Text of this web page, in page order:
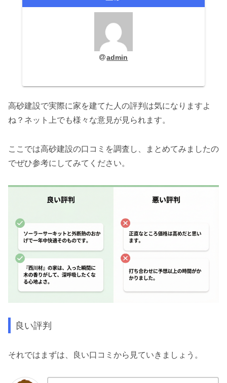
admin
高砂建設で実際に家を建てた人の評判は気になりますよ
ね？ネット上でも様々な意見が見られます。
ここでは高砂建設の口コミを調査し、まとめてみましたの
でぜひ参考にしてみてください。
良い評判
それではまずは、良い口コミから見ていきましょう。